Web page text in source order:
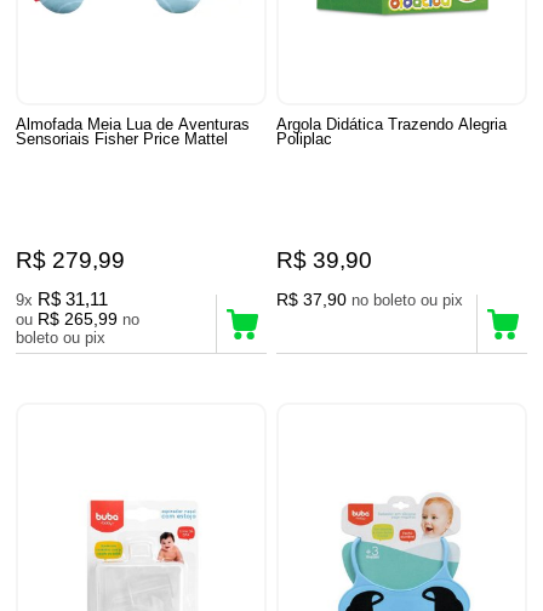
Almofada Meia Lua de Aventuras
Sensoriais Fisher Price Mattel
R$ 279,99
9x R$ 31,11
ou R$ 265,99 no
boleto ou pix
Argola Didática Trazendo Alegria
Poliplac
R$ 39,90
R$ 37,90 no boleto ou pix